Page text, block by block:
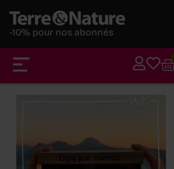
-10% pour nos abonnés